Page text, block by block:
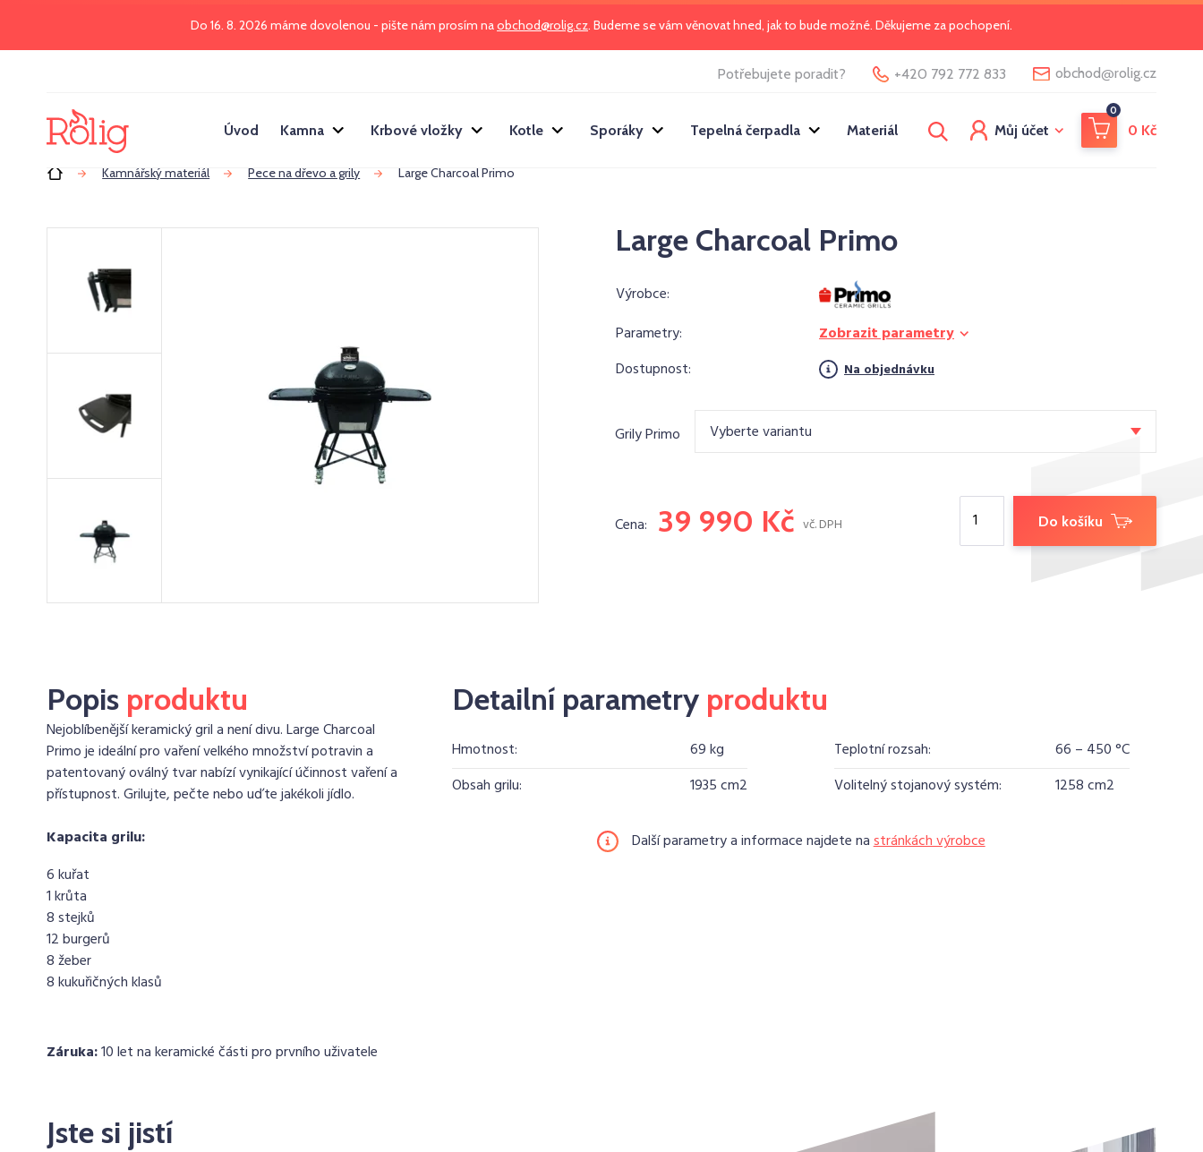
Do 16. 8. 2026 máme dovolenou - pište nám prosím naobchod@rolig.cz. Budeme se vám věnovat hned, jak to bude možné. Děkujeme za pochopení.
Potřebujete poradit? +420 792 772 833 obchod@rolig.cz
Úvod Kamna Krbové vložky Kotle Sporáky Tepelná čerpadla Materiál Můj účet
0
0 Kč
Úvod Kamnářský materiál Pece na dřevo a grily Large Charcoal Primo
Large Charcoal Primo
Výrobce:
Parametry:
Zobrazit parametry
Dostupnost:
Na objednávku
Grily Primo Vyberte variantu
Cena: 39 990 Kč vč. DPH Do košíku
Popis produktu
Nejoblíbenější keramický gril a není divu. Large Charcoal
Primo je ideální pro vaření velkého množství potravin a
patentovaný oválný tvar nabízí vynikající účinnost vaření a
přístupnost. Grilujte, pečte nebo uďte jakékoli jídlo.
Kapacita grilu:
6 kuřat
1 krůta
8 stejků
12 burgerů
8 žeber
8 kukuřičných klasů
Záruka:10 let na keramické části pro prvního uživatele
Detailní parametry produktu
Hmotnost:
69 kg
Obsah grilu:
1935 cm2
Teplotní rozsah:
66 – 450 °C
Volitelný stojanový systém:
1258 cm2
Další parametry a informace najdete nastránkách výrobce
Jste si jistí